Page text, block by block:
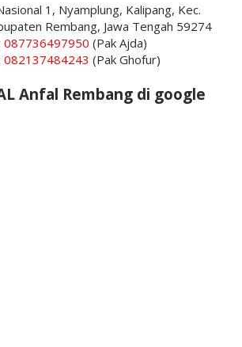
1, Nyamplung, Kalipang, Kec.
Rembang, Jawa Tengah 59274
087736497950 (Pak Ajda)
082137484243 (Pak Ghofur)
Anfal Rembang di google